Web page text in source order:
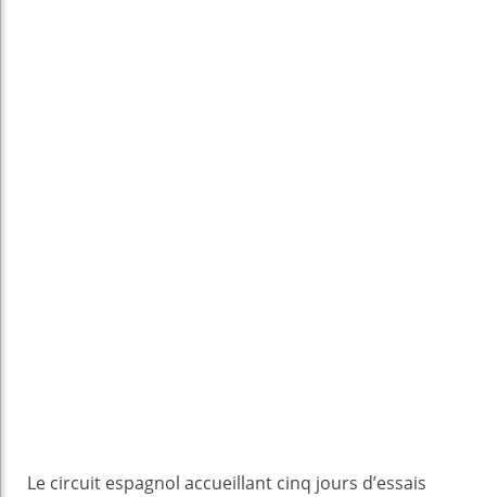
Le circuit espagnol accueillant cinq jours d’essais